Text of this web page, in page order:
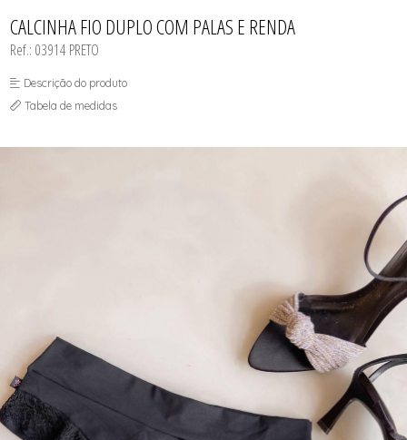
CONJUNTO
CONJUNTO BIQUÍNI
MAIÔ
ROBE
TOP
CALCINHA FIO DUPLO COM PALAS E RENDA
Ref.: 03914 PRETO
Descrição do produto
Tabela de medidas